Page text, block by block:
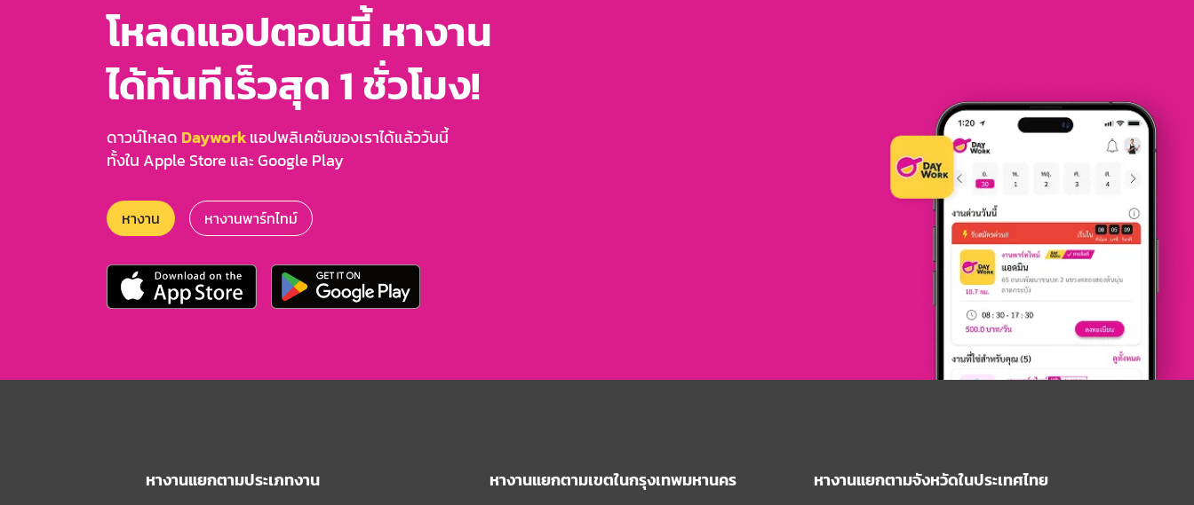
โหลดแอปตอนนี้ หางาน
ได้ทันทีเร็วสุด 1 ชั่วโมง!
ดาวน์โหลด Dayworkแอปพลิเคชันของเราได้แล้ววันนี้
ทั้งใน Apple Store และ Google Play
หางาน หางานพาร์ทไทม์
หางานแยกตามประเภทงาน หางานแยกตามเขตในกรุงเทพมหานคร หางานแยกตามจังหวัดในประเทศไทย